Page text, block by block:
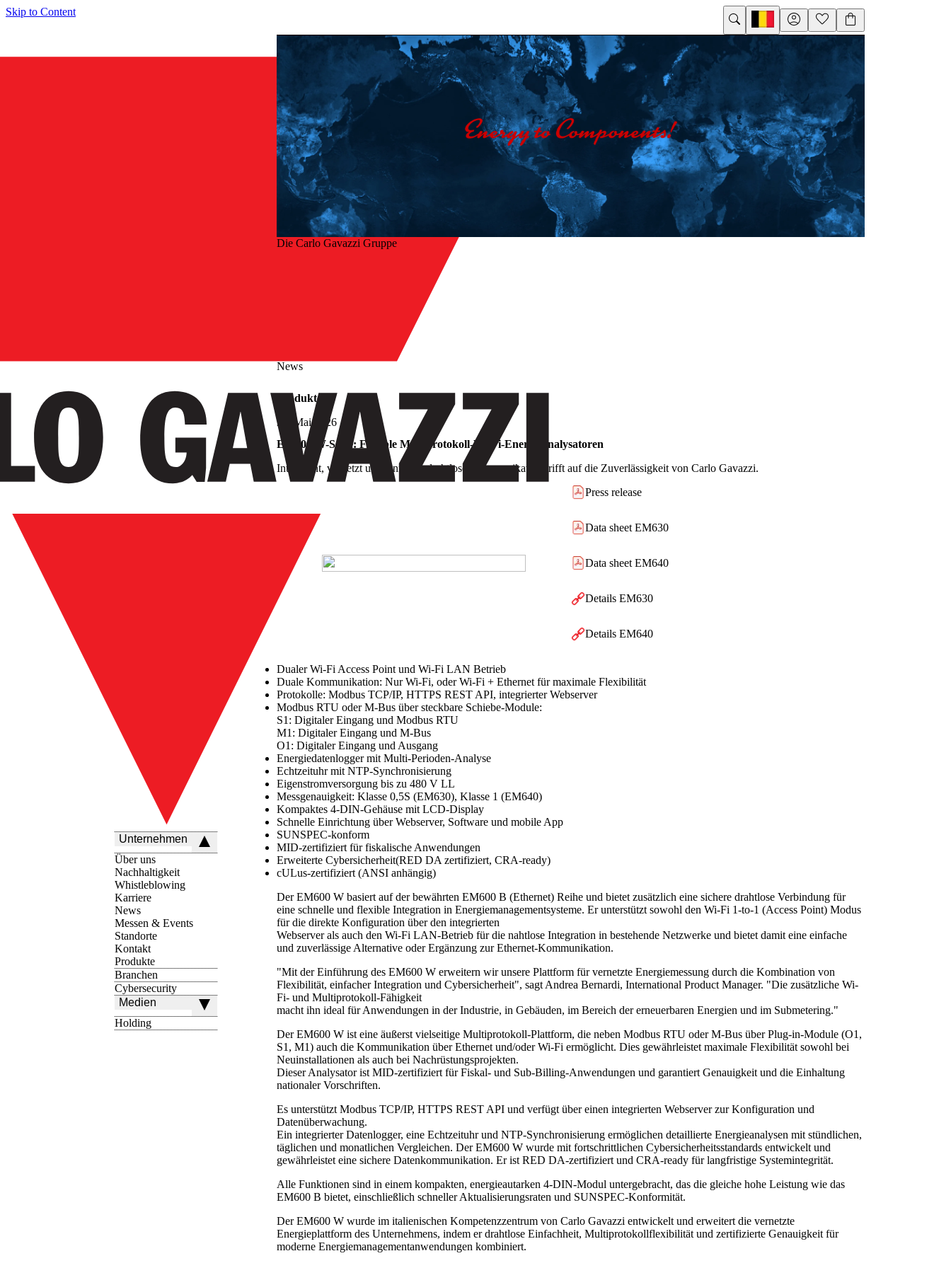
Skip to Content
Unternehmen
Über uns
Nachhaltigkeit
Whistleblowing
Karriere
News
Messen & Events
Standorte
Kontakt
Produkte
Branchen
Cybersecurity
Medien
Holding
Die Carlo Gavazzi Gruppe
News
Produkte
28. Mai 2026
EM600 W-Serie: Flexible Multiprotokoll-Wi-Fi-Energieanalysatoren
Intelligent, vernetzt und einfach - drahtlose Kommunikation trifft auf die Zuverlässigkeit von Carlo Gavazzi.
Press release
Data sheet EM630
Data sheet EM640
Details EM630
Details EM640
Dualer Wi-Fi Access Point und Wi-Fi LAN Betrieb
Duale Kommunikation: Nur Wi-Fi, oder Wi-Fi + Ethernet für maximale Flexibilität
Protokolle: Modbus TCP/IP, HTTPS REST API, integrierter Webserver
Modbus RTU oder M-Bus über steckbare Schiebe-Module:
S1: Digitaler Eingang und Modbus RTU
M1 : Digitaler Eingang und M-Bus
O1 : Digitaler Eingang und Ausgang
Energiedatenloggermit Multi-Perioden-Analyse
Echtzeituhrmit NTP-Synchronisierung
Eigenstromversorgung bis zu 480 V LL
Messgenauigkeit: Klasse 0,5S (EM630), Klasse 1 (EM640)
Kompaktes 4-DIN-Gehäuse mit LCD-Display
Schnelle Einrichtung über Webserver, Software und mobile App
SUNSPEC-konform
MID-zertifiziert für fiskalische Anwendungen
Erweiterte Cybersicherheit(RED DA zertifiziert, CRA-ready)
cULus-zertifiziert (ANSI anhängig)
Der EM600 W basiert auf der bewährten EM600 B (Ethernet) Reihe und bietet zusätzlich eine sichere drahtlose Verbindung für
eine schnelle und flexible Integration in Energiemanagementsysteme. Er unterstützt sowohl den Wi-Fi 1-to-1 (Access Point) Modus
für die direkte Konfiguration über den integrierten
Webserver als auch den Wi-Fi LAN-Betrieb für die nahtlose Integration in bestehende Netzwerke und bietet damit eine einfache
und zuverlässige Alternative oder Ergänzung zur Ethernet-Kommunikation.
"Mit der Einführung des EM600 W erweitern wir unsere Plattform für vernetzte Energiemessung durch die Kombination von
Flexibilität, einfacher Integration und Cybersicherheit", sagt Andrea Bernardi, International Product Manager. "Die zusätzliche Wi-
Fi- und Multiprotokoll-Fähigkeit
macht ihn ideal für Anwendungen in der Industrie, in Gebäuden, im Bereich der erneuerbaren Energien und im Submetering."
Der EM600 W ist eine äußerst vielseitige Multiprotokoll-Plattform, die neben Modbus RTU oder M-Bus über Plug-in-Module (O1,
S1, M1) auch die Kommunikation über Ethernet und/oder Wi-Fi ermöglicht. Dies gewährleistet maximale Flexibilität sowohl bei
Neuinstallationen als auch bei Nachrüstungsprojekten.
Dieser Analysator ist MID-zertifiziert für Fiskal- und Sub-Billing-Anwendungen und garantiert Genauigkeit und die Einhaltung
nationaler Vorschriften.
Es unterstützt Modbus TCP/IP, HTTPS REST API und verfügt über einen integrierten Webserver zur Konfiguration und
Datenüberwachung.
Ein integrierter Datenlogger, eine Echtzeituhr und NTP-Synchronisierung ermöglichen detaillierte Energieanalysen mit stündlichen,
täglichen und monatlichen Vergleichen. Der EM600 W wurde mit fortschrittlichen Cybersicherheitsstandards entwickelt und
gewährleistet eine sichere Datenkommunikation. Er ist RED DA-zertifiziert und CRA-ready für langfristige Systemintegrität.
Alle Funktionen sind in einem kompakten, energieautarken 4-DIN-Modul untergebracht, das die gleiche hohe Leistung wie das
EM600 B bietet, einschließlich schneller Aktualisierungsraten und SUNSPEC-Konformität.
Der EM600 W wurde im italienischen Kompetenzzentrum von Carlo Gavazzi entwickelt und erweitert die vernetzte
Energieplattform des Unternehmens, indem er drahtlose Einfachheit, Multiprotokollflexibilität und zertifizierte Genauigkeit für
moderne Energiemanagementanwendungen kombiniert.